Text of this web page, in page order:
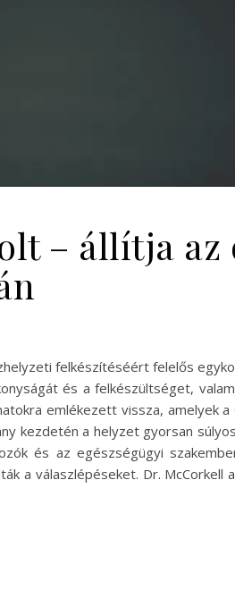
– állítja az
felkészítéséért felelős
és a felkészültséget,
emlékezett vissza, amelyek
kezdetén a helyzet gyorsan
és az egészségügyi
a válaszlépéseket. Dr.